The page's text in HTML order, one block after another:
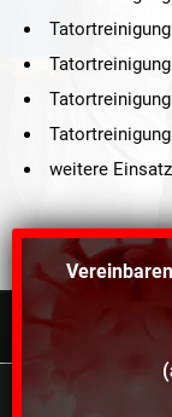
weitere
©2021